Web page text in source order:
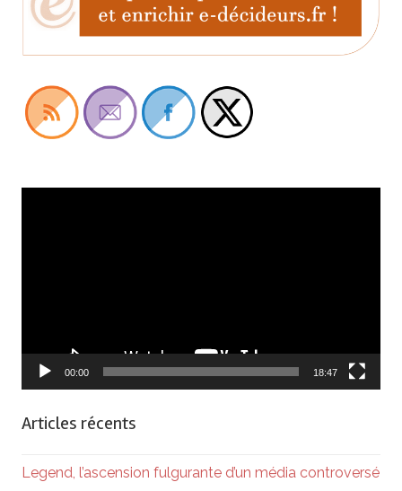
00:00 18:47
Articles récents
Legend, l’ascension fulgurante d’un média controversé